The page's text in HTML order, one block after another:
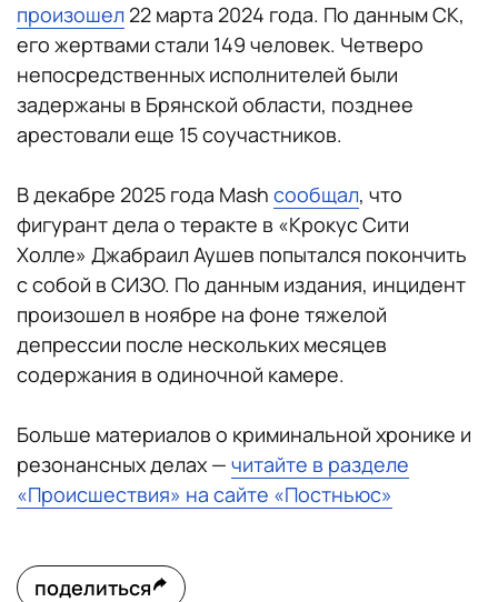
произошел 22 марта 2024 года. По данным СК,
его жертвами стали 149 человек. Четверо
непосредственных исполнителей были
задержаны в Брянской области, позднее
арестовали еще 15 соучастников.
В декабре 2025 года Mash сообщал, что
фигурант дела о теракте в «Крокус Сити
Холле» Джабраил Аушев попытался покончить
с собой в СИЗО. По данным издания, инцидент
произошел в ноябре на фоне тяжелой
депрессии после нескольких месяцев
содержания в одиночной камере.
Больше материалов о криминальной хронике и
резонансных делах — читайте в разделе
«Происшествия» на сайте «Постньюс»
поделиться